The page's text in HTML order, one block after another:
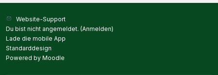
Website-Support
Du bist nicht angemeldet. (Anmelden)
Lade die mobile App
Standarddesign
Powered by Moodle